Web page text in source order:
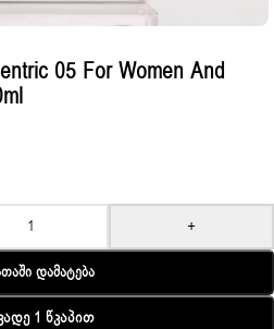
05 For Women And
+
Დამატება
1 Წკაპით